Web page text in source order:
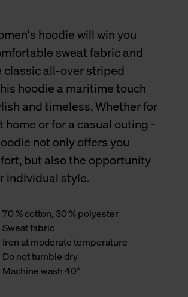
hoodie will win you
sweat fabric and
classic all-over striped
hoodie a maritime touch
and timeless. Whether for
home or for a casual outing -
not only offers you
but also the opportunity
individual style.
70 % cotton, 30 % polyester
Sweat fabric
Iron at moderate temperature
Do not tumble dry
Machine wash 40°